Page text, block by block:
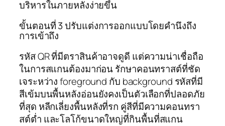
บริหารในภายหลังง่ายขึ้น
ขั้นตอนที่ 3 ปรับแต่งการออกแบบโดยคำนึงถึง
การเข้าถึง
รหัส QR ที่มีตราสินค้าอาจดูดี แต่ความน่าเชื่อถือ
ในการสแกนต้องมาก่อน รักษาคอนทราสต์ที่ชัด
เจระหว่าง foreground กับ background รหัสที่มี
สีเข้มบนพื้นหลังอ่อนยังคงเป็นตัวเลือกที่ปลอดภัย
ที่สุด หลีกเลี่ยงพื้นหลังที่รก คู่สีที่มีความคอนทรา
สต์ต่ำ และโลโก้ขนาดใหญ่ที่กินพื้นที่สแกน